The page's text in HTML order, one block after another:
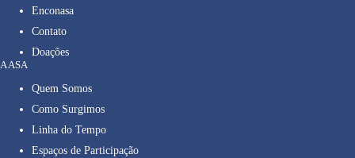
Enconasa
Contato
Doações
A ASA
Quem Somos
Como Surgimos
Linha do Tempo
Espaços de Participação